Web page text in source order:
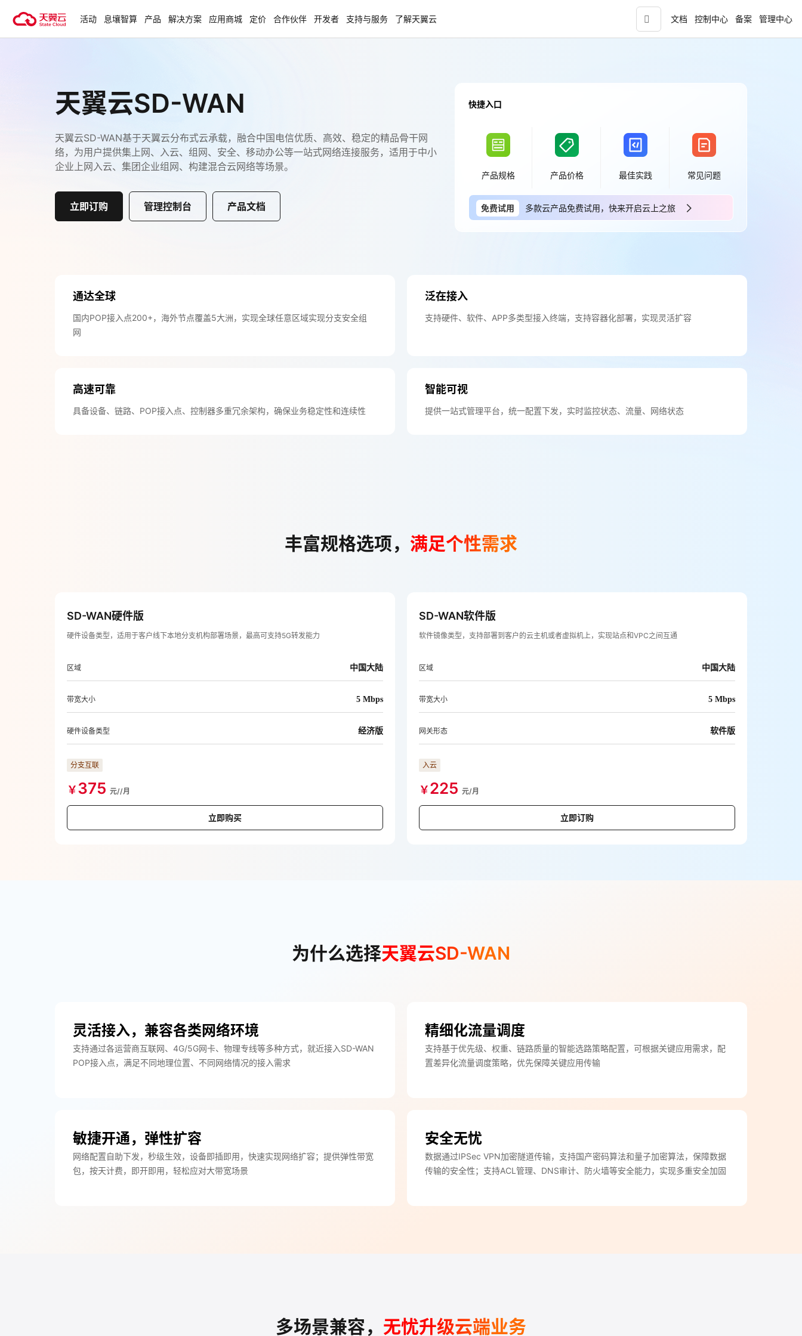
试用，产品折扣等，助您降本增
效！
安全隔离版OpenClaw
OpenClaw云服务器专属“龙虾“套餐低至1.5折
大模型特惠专区·Token Plan 轻享包低至9.9元
企业出海解决方案 NEW
助力您的业务扬帆出海，通达全球！
天翼云信创专区
国产操作系统及硬件芯片支持丰富
中小企业服务商合作专区
上线
云上钜惠
免费试用中心 HOT 天翼云用户体验官 NEW
活动 息壤智算 产品 解决方案 应用商城 定价 合作伙伴 开发者 支持与服务 了解天翼云 文档 控制中心 备案 管理中心
天翼云SD-WAN
天翼云SD-WAN基于天翼云分布式云承载，融合中国电信优质、高效、稳定的精品骨干网
络，为用户提供集上网、入云、组网、安全、移动办公等一站式网络连接服务，适用于中小
企业上网入云、集团企业组网、构建混合云网络等场景。
立即订购 管理控制台 产品文档
快捷入口
产品规格 产品价格 最佳实践 常见问题
免费试用 多款云产品免费试用，快来开启云上之旅
多款云产品免费试用，快来开启云上之旅
通达全球
国内POP接入点200+，海外节点覆盖5大洲，实现全球任意区域实现分支安全组
网
泛在接入
支持硬件、软件、APP多类型接入终端，支持容器化部署，实现灵活扩容
高速可靠
具备设备、链路、POP接入点、控制器多重冗余架构，确保业务稳定性和连续性
智能可视
提供一站式管理平台，统一配置下发，实时监控状态、流量、网络状态
丰富规格选项， 满足个性需求
SD-WAN硬件版
硬件设备类型，适用于客户线下本地分支机构部署场景，最高可支持5G转发能力
区域 中国大陆
带宽大小 5 Mbps
硬件设备类型 经济版
分支互联
￥375 元//月
立即购买
SD-WAN软件版
软件镜像类型，支持部署到客户的云主机或者虚拟机上，实现站点和VPC之间互通
区域 中国大陆
带宽大小 5 Mbps
网关形态 软件版
入云
￥225 元/月
立即订购
为什么选择天翼云SD-WAN
灵活接入，兼容各类网络环境
支持通过各运营商互联网、4G/5G网卡、物理专线等多种方式，就近接入SD-WAN
POP接入点，满足不同地理位置、不同网络情况的接入需求
精细化流量调度
支持基于优先级、权重、链路质量的智能选路策略配置，可根据关键应用需求，配
置差异化流量调度策略，优先保障关键应用传输
敏捷开通，弹性扩容
网络配置自助下发，秒级生效，设备即插即用，快速实现网络扩容；提供弹性带宽
包，按天计费，即开即用，轻松应对大带宽场景
安全无忧
数据通过IPSec VPN加密隧道传输，支持国产密码算法和量子加密算法，保障数据
传输的安全性；支持ACL管理、DNS审计、防火墙等安全能力，实现多重安全加固
多场景兼容， 无忧升级云端业务